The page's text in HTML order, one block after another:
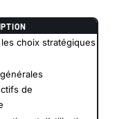
choix stratégiques
de